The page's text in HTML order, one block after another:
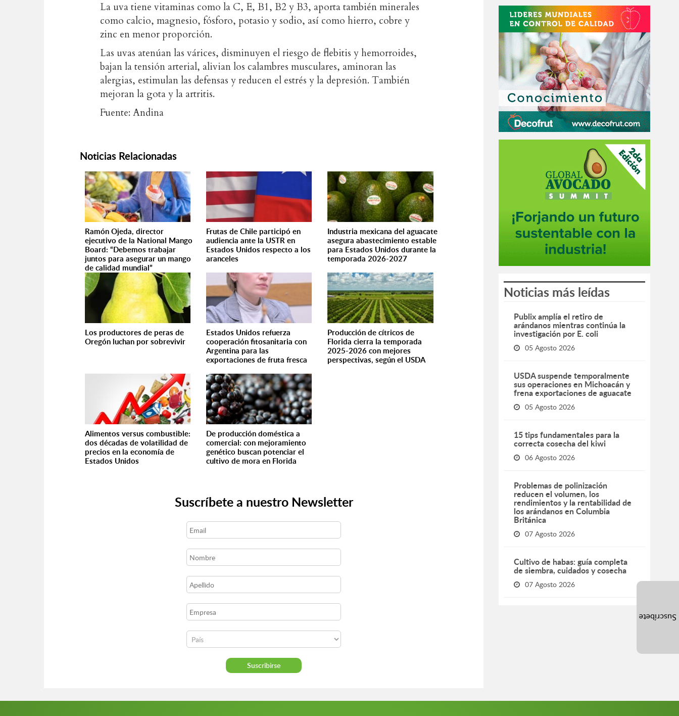
La uva tiene vitaminas como la C, E, B1, B2 y B3, aporta también minerales
como calcio, magnesio, fósforo, potasio y sodio, así como hierro, cobre y
zinc en menor proporción.
Las uvas atenúan las várices, disminuyen el riesgo de flebitis y hemorroides,
bajan la tensión arterial, alivian los calambres musculares, aminoran las
alergias, estimulan las defensas y reducen el estrés y la depresión. También
mejoran la gota y la artritis.
Fuente: Andina
Noticias Relacionadas
Ramón Ojeda, director
ejecutivo de la National Mango
Board: “Debemos trabajar
juntos para asegurar un mango
de calidad mundial”
Frutas de Chile participó en
audiencia ante la USTR en
Estados Unidos respecto a los
aranceles
Industria mexicana del aguacate
asegura abastecimiento estable
para Estados Unidos durante la
temporada 2026-2027
Los productores de peras de
Oregón luchan por sobrevivir
Estados Unidos refuerza
cooperación fitosanitaria con
Argentina para las
exportaciones de fruta fresca
Producción de cítricos de
Florida cierra la temporada
2025-2026 con mejores
perspectivas, según el USDA
Alimentos versus combustible:
dos décadas de volatilidad de
precios en la economía de
Estados Unidos
De producción doméstica a
comercial: con mejoramiento
genético buscan potenciar el
cultivo de mora en Florida
Suscríbete a nuestro Newsletter
Noticias más leídas
Publix amplía el retiro de
arándanos mientras continúa la
investigación por E. coli
05 Agosto 2026
USDA suspende temporalmente
sus operaciones en Michoacán y
frena exportaciones de aguacate
05 Agosto 2026
15 tips fundamentales para la
correcta cosecha del kiwi
06 Agosto 2026
Problemas de polinización
reducen el volumen, los
rendimientos y la rentabilidad de
los arándanos en Columbia
Británica
07 Agosto 2026
Cultivo de habas: guía completa
de siembra, cuidados y cosecha
07 Agosto 2026
Suscríbete